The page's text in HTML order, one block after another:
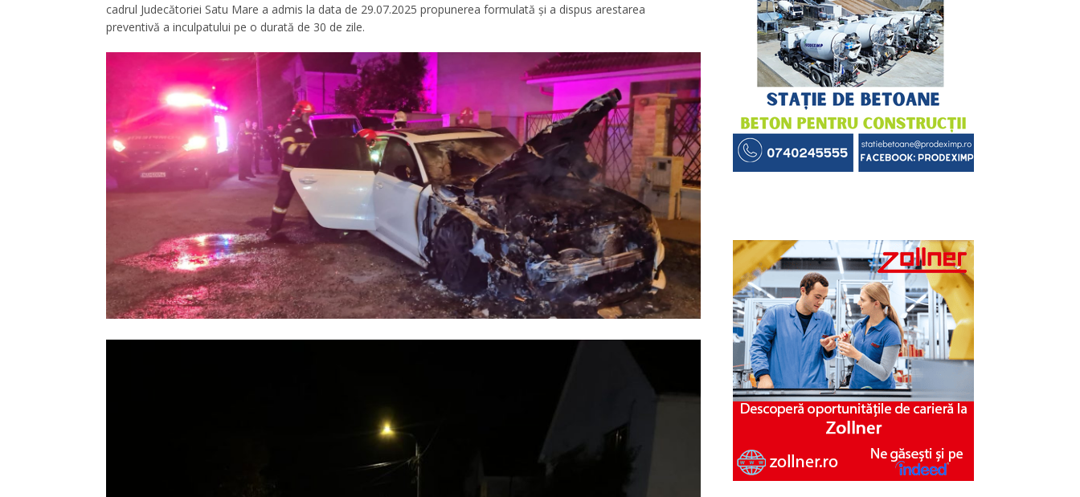
cadrul Judecătoriei Satu Mare a admis la data de 29.07.2025 propunerea formulată și a dispus arestarea
preventivă a inculpatului pe o durată de 30 de zile.